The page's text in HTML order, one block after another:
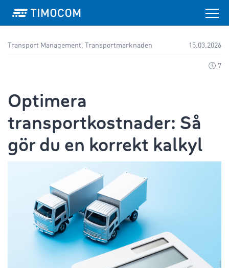
Transport Management, Transportmarknaden 15.03.2026
7
Optimera
transportkostnader: Så
gör du en korrekt kalkyl